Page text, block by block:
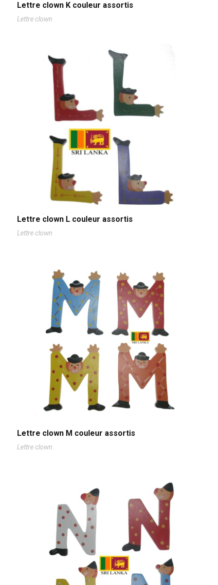
Lettre clown K couleur assortis
Lettre clown
Lettre clown L couleur assortis
Lettre clown
Lettre clown M couleur assortis
Lettre clown